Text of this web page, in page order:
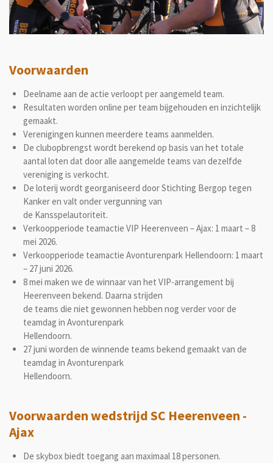
Voorwaarden
Deelname aan de actie verloopt per aangemeld team.
Resultaten worden online per team bijgehouden en inzichtelijk
gemaakt.
Verenigingen kunnen meerdere teams aanmelden.
De clubopbrengst wordt berekend op basis van het totale
aantal loten dat door alle aangemelde teams van dezelfde
vereniging is verkocht.
De loterij wordt georganiseerd door Stichting Bergop tegen
Kanker en valt onder vergunning van
de Kansspelautoriteit.
Verkoopperiode teamactie VIP Heerenveen – Ajax: 1 maart – 8
mei 2026.
Verkoopperiode teamactie Avonturenpark Hellendoorn: 1 maart
– 27 juni 2026.
8 mei maken we de winnaar van het VIP-arrangement bij
Heerenveen bekend. Daarna strijden
de teams die niet gewonnen hebben nog verder voor de
teamdag in Avonturenpark
Hellendoorn.
27 juni worden de winnende teams bekend gemaakt van de
teamdag in Avonturenpark
Hellendoorn.
Voorwaarden wedstrijd SC Heerenveen -
Ajax
De skybox biedt toegang aan maximaal 18 personen.